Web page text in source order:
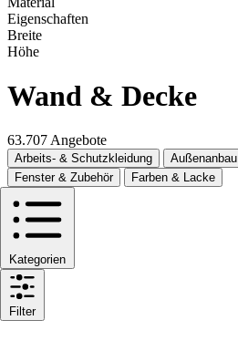
Eigenschaften
Breite
Höhe
Wand & Decke
63.707 Angebote
Arbeits- & Schutzkleidung Außenanbau
Fenster & Zubehör
Farben & Lacke
Kategorien
Filter